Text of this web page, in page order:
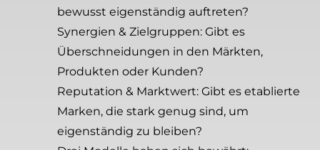
bewusst eigenständig auftreten?
Synergien & Zielgruppen: Gibt es
Überschneidungen in den Märkten,
Produkten oder Kunden?
Reputation & Marktwert: Gibt es etablierte
Marken, die stark genug sind, um
eigenständig zu bleiben?